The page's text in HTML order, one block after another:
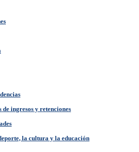
ingresos y retenciones
la cultura y la educación